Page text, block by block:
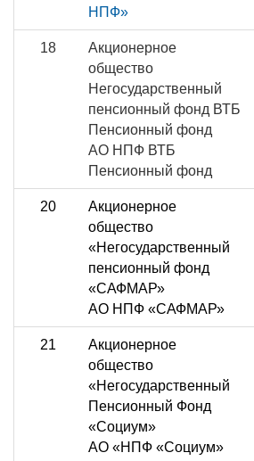
НПФ»
18
Акционерное
общество
Негосударственный
пенсионный фонд ВТБ
Пенсионный фонд
АО НПФ ВТБ
Пенсионный фонд
20
Акционерное
общество
«Негосударственный
пенсионный фонд
«САФМАР»
АО НПФ «САФМАР»
21
Акционерное
общество
«Негосударственный
Пенсионный Фонд
«Социум»
АО «НПФ «Социум»